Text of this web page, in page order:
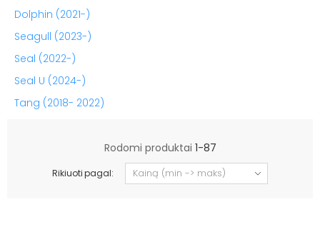
Dolphin (2021-)
Seagull (2023-)
Seal (2022-)
Seal U (2024-)
Tang (2018- 2022)
Rodomi produktai 1-87
Rikiuoti pagal: